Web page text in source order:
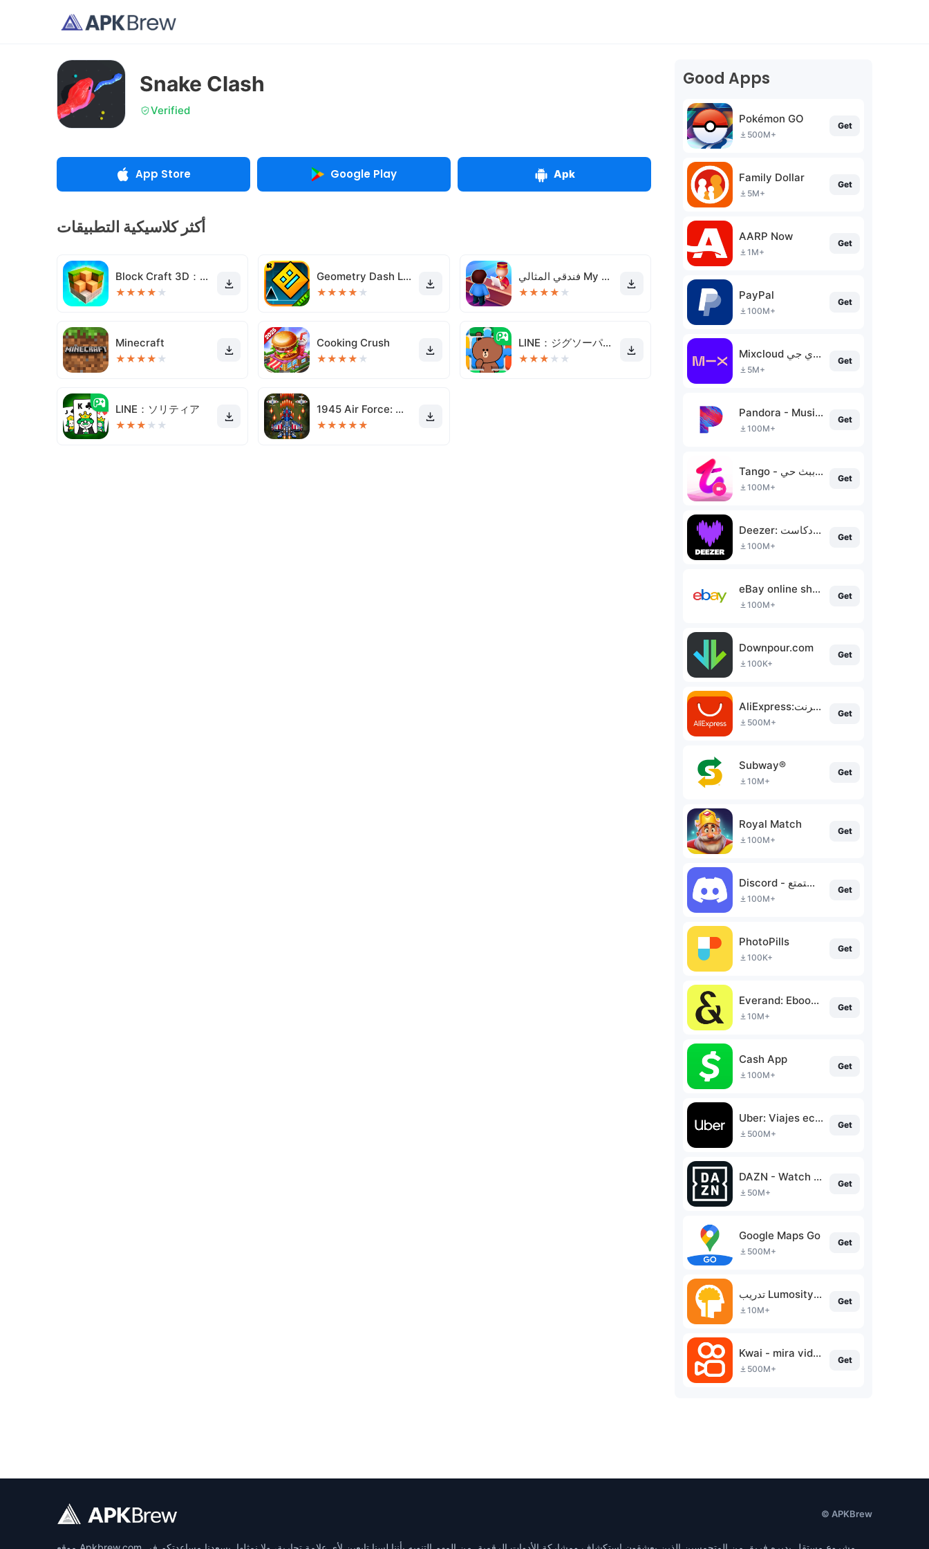
Snake Clash
Verified
App Store Google Play Apk
أكثر كلاسيكية التطبيقات
Block Craft 3D：Simulador
★★★★ ★
Geometry Dash Lite
★★★★ ★
فندقي المثالي My Perfect Hotel
★★★★ ★
Minecraft
★★★★ ★
Cooking Crush
★★★★ ★
LINE：ジグソーパズル
★★★ ★ ★
LINE：ソリティア
★★★ ★ ★
1945 Air Force: العاب طائرات
★★★★★
Good Apps
Pokémon GO
500M+
Get
Family Dollar
5M+
Get
AARP Now
1M+
Get
PayPal
100M+
Get
Mixcloud مزيج الراديو والدي جي
5M+
Get
Pandora - Music & Podcasts
100M+
Get
Tango - فيديو ببث حي
100M+
Get
Deezer: مشغل الموسيقى وبودكاست
100M+
Get
eBay online shopping & selling
100M+
Get
Downpour.com
100K+
Get
AliExpress:تسوق عبر الإنترنت
500M+
Get
Subway®
10M+
Get
Royal Match
100M+
Get
Discord - تحدث والعب واستمتع
100M+
Get
PhotoPills
100K+
Get
Everand: Ebooks and audiobooks
10M+
Get
Cash App
100M+
Get
Uber: Viajes económicos
500M+
Get
DAZN - Watch Live Sports
50M+
Get
Google Maps Go
500M+
Get
تدريب Lumosity العقلي
10M+
Get
Kwai - mira videos divertidos
500M+
Get
© APKBrew